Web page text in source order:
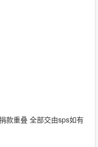
款重叠 全部交由sps如有